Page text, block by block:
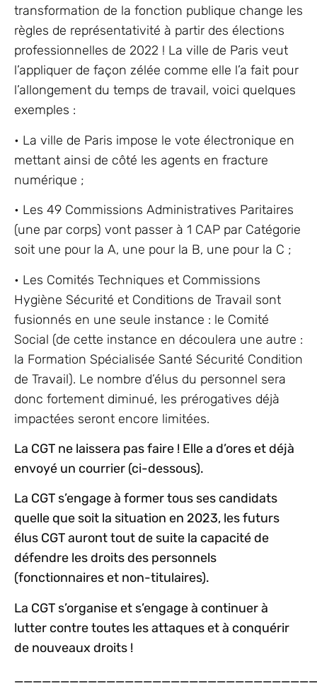
transformation de la fonction publique change les
règles de représentativité à partir des élections
professionnelles de 2022 ! La ville de Paris veut
l’appliquer de façon zélée comme elle l’a fait pour
l’allongement du temps de travail, voici quelques
exemples :
• La ville de Paris impose le vote électronique en
mettant ainsi de côté les agents en fracture
numérique ;
• Les 49 Commissions Administratives Paritaires
(une par corps) vont passer à 1 CAP par Catégorie
soit une pour la A, une pour la B, une pour la C ;
• Les Comités Techniques et Commissions
Hygiène Sécurité et Conditions de Travail sont
fusionnés en une seule instance : le Comité
Social (de cette instance en découlera une autre :
la Formation Spécialisée Santé Sécurité Condition
de Travail). Le nombre d’élus du personnel sera
donc fortement diminué, les prérogatives déjà
impactées seront encore limitées.
La CGT ne laissera pas faire ! Elle a d’ores et déjà
envoyé un courrier (ci-dessous).
La CGT s’engage à former tous ses candidats
quelle que soit la situation en 2023, les futurs
élus CGT auront tout de suite la capacité de
défendre les droits des personnels
(fonctionnaires et non-titulaires).
La CGT s’organise et s’engage à continuer à
lutter contre toutes les attaques et à conquérir
de nouveaux droits !